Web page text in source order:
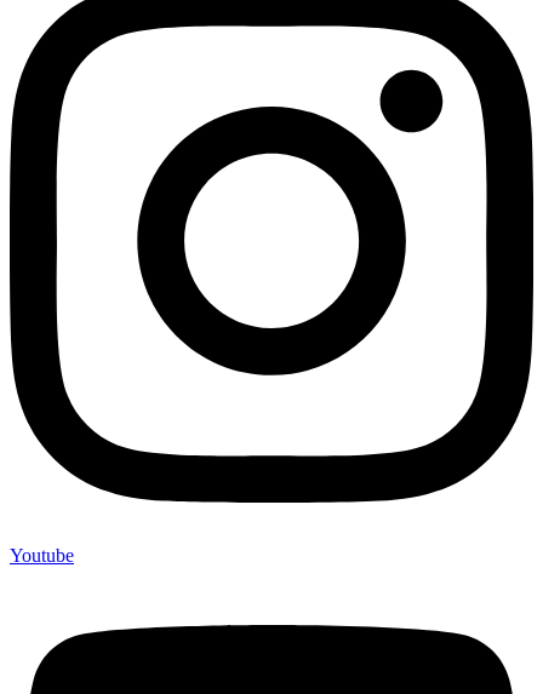
Youtube